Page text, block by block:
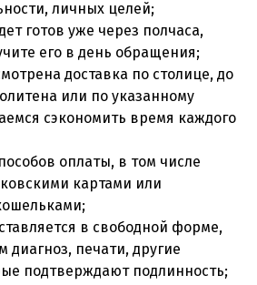
личных целей;
готов уже через полчаса,
его в день обращения;
доставка по столице, до
или по указанному
сэкономить время каждого
оплаты, в том числе
картами или
в свободной форме,
диагноз, печати, другие
подтверждают подлинность;